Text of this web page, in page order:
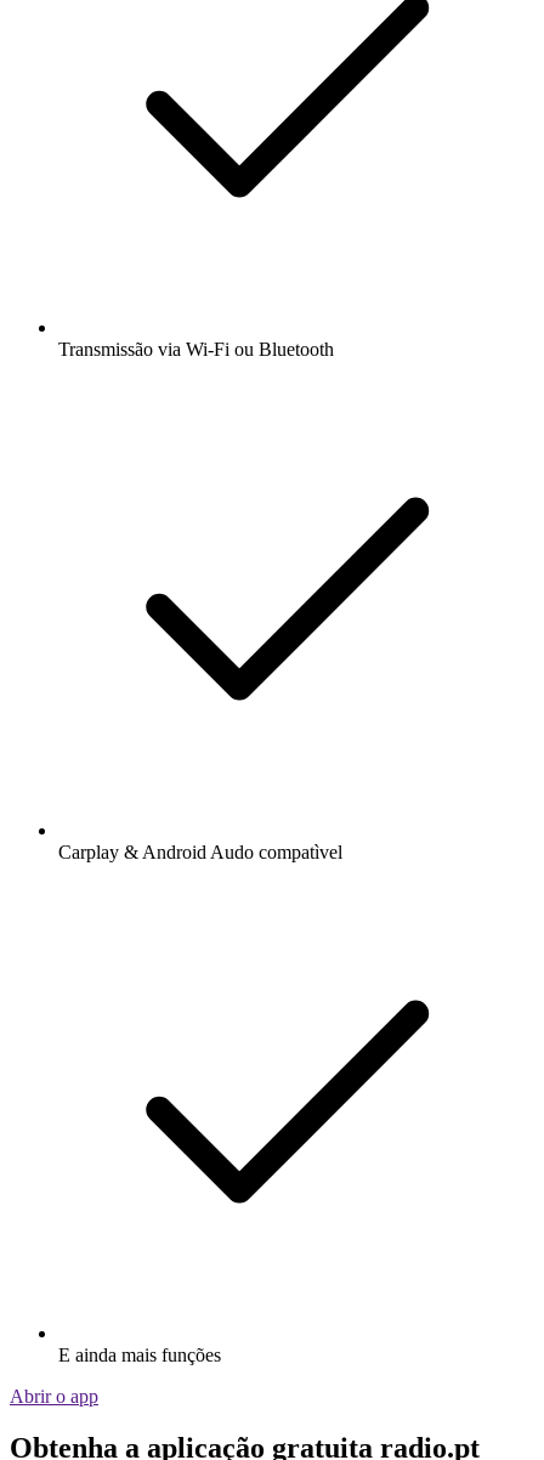
Transmissão via Wi-Fi ou Bluetooth
Carplay & Android Audo compatìvel
E ainda mais funções
Abrir o app
Obtenha a aplicação gratuita radio.pt